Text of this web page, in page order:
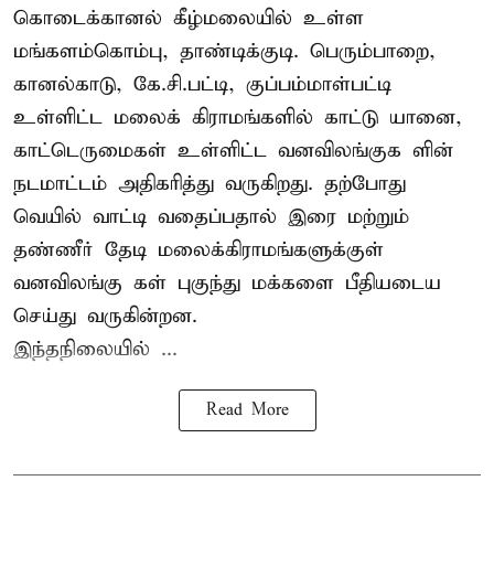
கொடைக்கானல் கீழ்மலையில் உள்ள
மங்களம்கொம்பு, தாண்டிக்குடி. பெரும்பாறை,
கானல்காடு, கே.சி.பட்டி, குப்பம்மாள்பட்டி
உள்ளிட்ட மலைக் கிராமங்களில் காட்டு யானை,
காட்டெருமைகள் உள்ளிட்ட வனவிலங்குக ளின்
நடமாட்டம் அதிகரித்து வருகிறது. தற்போது
வெயில் வாட்டி வதைப்பதால் இரை மற்றும்
தண்ணீர் தேடி மலைக்கிராமங்களுக்குள்
வனவிலங்கு கள் புகுந்து மக்களை பீதியடைய
செய்து வருகின்றன.
இந்தநிலையில் ...
Read More